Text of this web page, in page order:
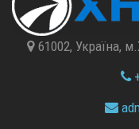
61002, Україна,